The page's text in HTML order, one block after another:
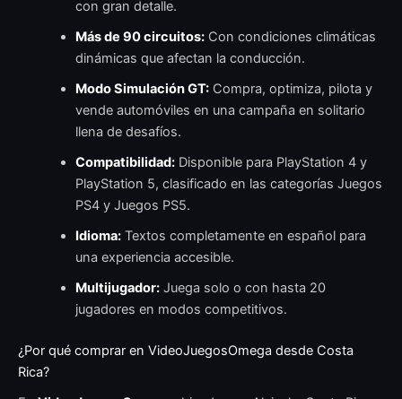
con gran detalle.
Más de 90 circuitos:Con condiciones climáticas
dinámicas que afectan la conducción.
Modo Simulación GT:Compra, optimiza, pilota y
vende automóviles en una campaña en solitario
llena de desafíos.
Compatibilidad:Disponible para PlayStation 4 y
PlayStation 5, clasificado en las categorías Juegos
PS4 y Juegos PS5.
Idioma:Textos completamente en español para
una experiencia accesible.
Multijugador:Juega solo o con hasta 20
jugadores en modos competitivos.
¿Por qué comprar en VideoJuegosOmega desde Costa
Rica?